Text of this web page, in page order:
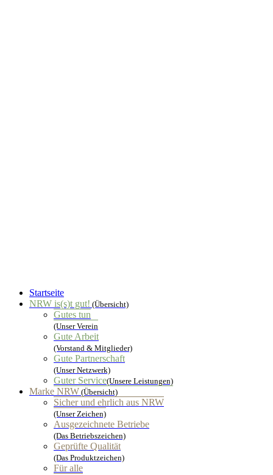
Startseite
NRW is(s)t gut! (Übersicht)
Gutes tun
(Unser Verein
Gute Arbeit
(Vorstand & Mitglieder)
Gute Partnerschaft
(Unser Netzwerk)
Guter Service(Unsere Leistungen)
Marke NRW (Übersicht)
Sicher und ehrlich aus NRW
(Unser Zeichen)
Ausgezeichnete Betriebe
(Das Betriebszeichen)
Geprüfte Qualität
(Das Produktzeichen)
Für alle